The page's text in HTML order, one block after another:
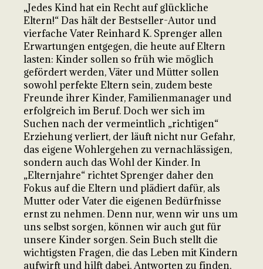
„Jedes Kind hat ein Recht auf glückliche
Eltern!“ Das hält der Bestseller-Autor und
vierfache Vater Reinhard K. Sprenger allen
Erwartungen entgegen, die heute auf Eltern
lasten: Kinder sollen so früh wie möglich
gefördert werden, Väter und Mütter sollen
sowohl perfekte Eltern sein, zudem beste
Freunde ihrer Kinder, Familienmanager und
erfolgreich im Beruf. Doch wer sich im
Suchen nach der vermeintlich „richtigen“
Erziehung verliert, der läuft nicht nur Gefahr,
das eigene Wohlergehen zu vernachlässigen,
sondern auch das Wohl der Kinder. In
„Elternjahre“ richtet Sprenger daher den
Fokus auf die Eltern und plädiert dafür, als
Mutter oder Vater die eigenen Bedürfnisse
ernst zu nehmen. Denn nur, wenn wir uns um
uns selbst sorgen, können wir auch gut für
unsere Kinder sorgen. Sein Buch stellt die
wichtigsten Fragen, die das Leben mit Kindern
aufwirft und hilft dabei, Antworten zu finden,